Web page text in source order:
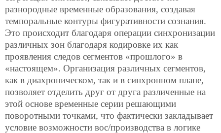
разнородные временные образования, создавая
темпоральные контуры фигуративности сознания.
Это происходит благодаря операции синхронизации
различных зон благодаря кодировке их как
проявления следов сегментов «прошлого» в
«настоящем». Организация различных сегментов,
как в диахроническом, так и в синхронном плане,
позволяет отделить друг от друга различенные на
этой основе временные серии решающими
поворотными точками, что фактически закладывает
условие возможности вос/производства в логике